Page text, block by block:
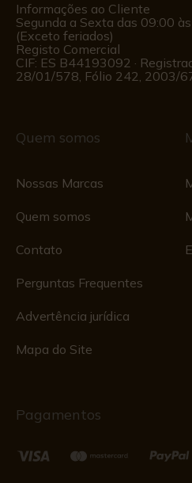
Informações ao Cliente
Segunda a Sexta das 09:00
(Exceto feriados)
Registo Comercial
CIF: ES B44193092 ·
28/01/578, Fólio 242, 2003/
Quem somos
Nossas Marcas
Quem somos
Contato
Perguntas Frequentes
Advertência jurídica
Mapa do Site
Pagamentos